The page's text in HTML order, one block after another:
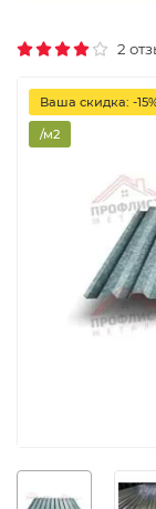
2
Ваша скидка: -
/м2